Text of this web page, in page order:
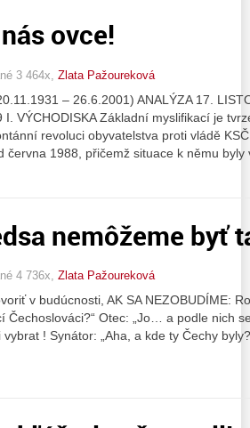
ovce!
3 464x, Zlata Pažoureková
– 26.6.2001) ANALÝZA 17.
I. VÝCHODISKA Základní myslifikací je
revoluci obyvatelstva proti vládě
června 1988, přičemž situace k němu
nemôžeme byť
4 736x, Zlata Pažoureková
v budúcnosti, AK SA NEZOBUDÍME:
Čechoslováci?“ Otec: „Jo… a podle nich
! Synátor: „Aha, a kde ty Čechy